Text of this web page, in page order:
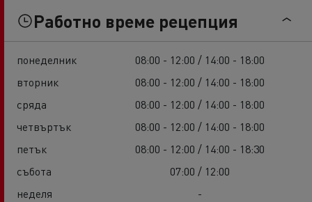
Работно време рецепция
понеделник
08:00 - 12:00 / 14:00 - 18:00
вторник
08:00 - 12:00 / 14:00 - 18:00
сряда
08:00 - 12:00 / 14:00 - 18:00
четвъртък
08:00 - 12:00 / 14:00 - 18:00
петък
08:00 - 12:00 / 14:00 - 18:30
събота
07:00 / 12:00
неделя
-